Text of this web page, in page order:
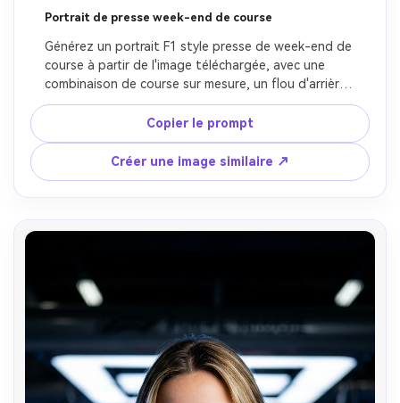
Portrait de presse week-end de course
Générez un portrait F1 style presse de week-end de
course à partir de l'image téléchargée, avec une
combinaison de course sur mesure, un flou d'arrière-
plan paddock, une texture de peau réaliste, un
éclairage équilibré jour médias, une finition éditoriale
sportive polie, une expression posée et une
atmosphère de championnat authentique, préserver
le vrai visage et la coiffure.
Copier le prompt
Créer une image similaire ↗
Créez des images IA
à l’infini. 100 %
gratuit!
Créer Gratuitement →